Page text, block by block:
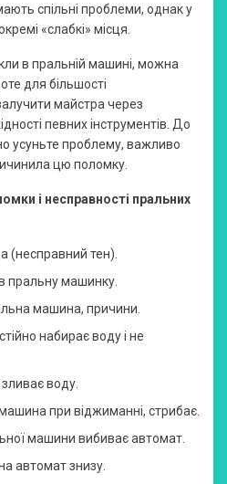
спільні проблеми, однак у
«слабкі» місця.
в пральній машині, можна
для більшості
майстра через
певних інструментів. До
усуньте проблему, важливо
цю поломку.
і несправності пральних
(несправний тен).
пральну машинку.
машина, причини.
набирає воду і не
воду.
при віджиманні, стрибає.
машини вибиває автомат.
автомат знизу.